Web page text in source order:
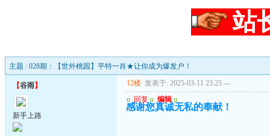
站
主题 : 028期：【世外桃园】平特一肖★让你成为爆发户！
【谷雨】
新手上路
12楼 发表于: 2025-03-11 23:25 ---
u 回复 u 编辑 u
感谢您真诚无私的奉献！